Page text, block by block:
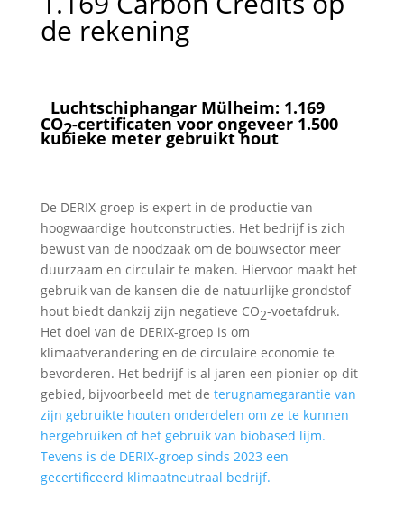
de rekening
Luchtschiphangar Mülheim: 1.169
CO2-certificaten voor ongeveer 1.500
kubieke meter gebruikt hout
De DERIX-groep is expert in de productie van
hoogwaardige houtconstructies. Het bedrijf is zich
bewust van de noodzaak om de bouwsector meer
duurzaam en circulair te maken. Hiervoor maakt het
gebruik van de kansen die de natuurlijke grondstof
hout biedt dankzij zijn negatieve CO2-voetafdruk.
Het doel van de DERIX-groep is om
klimaatverandering en de circulaire economie te
bevorderen. Het bedrijf is al jaren een pionier op dit
gebied, bijvoorbeeld met de terugnamegarantie van
zijn gebruikte houten onderdelen om ze te kunnen
hergebruiken of het gebruik van biobased lijm.
Tevens is de DERIX-groep sinds 2023 een
gecertificeerd klimaatneutraal bedrijf.